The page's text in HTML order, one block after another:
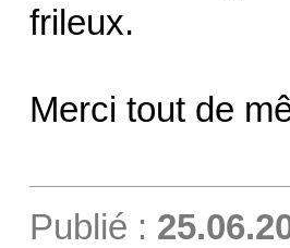
frileux.
Merci tout de
Publié :